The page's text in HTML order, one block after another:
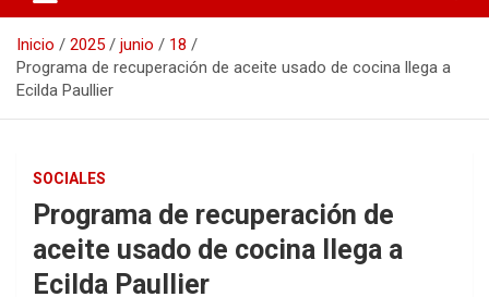
Inicio 2025 junio
18
Programa de recuperación de aceite usado de cocina llega a
Ecilda Paullier
SOCIALES
Programa de recuperación de
aceite usado de cocina llega a
Ecilda Paullier